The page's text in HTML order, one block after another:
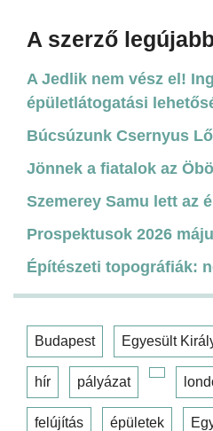
A szerző
A Jedlik nem vész el!
épületlátogatási
Búcsúzunk Csernyus
Jönnek a fiatalok az
Szemerey Samu lett az
Prospektusok 2026
Építészeti topográfiák:
Budapest Egyesült
hír pályázat
felújítás épületek